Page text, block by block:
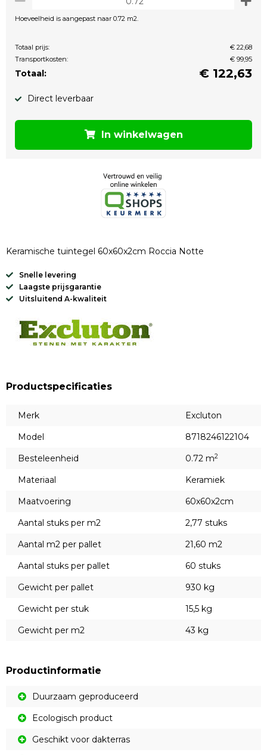
Hoeveelheid is aangepast naar 0.72 m2.
Totaal prijs:
€ 22,68
Transportkosten:
€ 99,95
Totaal: € 122,63
Direct leverbaar
In winkelwagen
Keramische tuintegel 60x60x2cm Roccia Notte
Snelle levering
Laagste prijsgarantie
Uitsluitend A-kwaliteit
Productspecificaties
Merk
Excluton
Model
8718246122104
Besteleenheid
0.72 m2
Materiaal
Keramiek
Maatvoering
60x60x2cm
Aantal stuks per m2
2,77 stuks
Aantal m2 per pallet
21,60 m2
Aantal stuks per pallet
60 stuks
Gewicht per pallet
930 kg
Gewicht per stuk
15,5 kg
Gewicht per m2
43 kg
Productinformatie
Duurzaam geproduceerd
Ecologisch product
Geschikt voor dakterras